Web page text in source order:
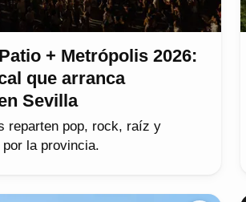
+ Metrópolis 2026:
que arranca
Sevilla
reparten pop, rock, raíz y
la provincia.